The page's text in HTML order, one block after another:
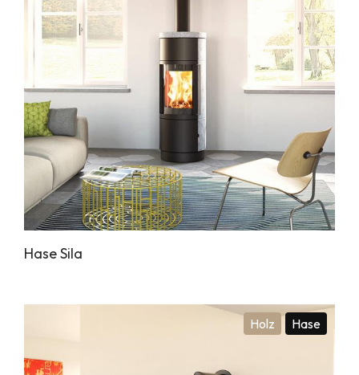
Hase Sila
Holz Hase